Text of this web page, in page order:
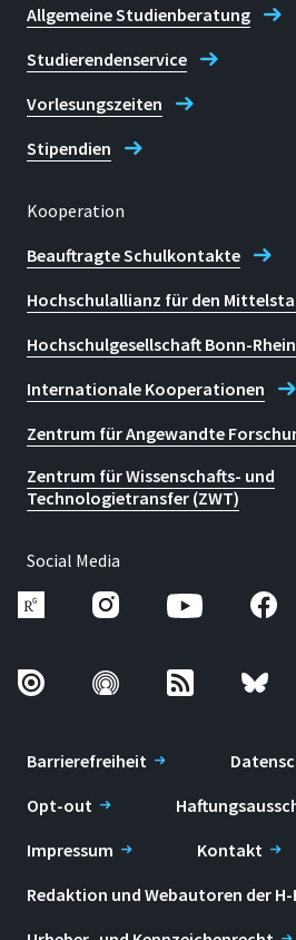
Allgemeine Studienberatung
Studierendenservice
Vorlesungszeiten
Stipendien
Kooperation
Beauftragte Schulkontakte
Hochschulallianz für den
Hochschulgesellschaft Bonn-
Internationale Kooperationen
Zentrum für Angewandte
Zentrum für Wissenschafts- und
Technologietransfer (ZWT)
Social Media
Barrierefreiheit
Opt-out
Impressum
Kontakt
Redaktion und Webautoren der H-